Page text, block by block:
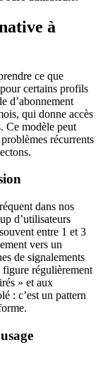
à
ce que
certains profils
d’abonnement
qui donne accès
Ce modèle peut
récurrents
dans nos
d’utilisateurs
entre 1 et 3
vers un
de signalements
figure régulièrement
» et aux
: c’est un pattern